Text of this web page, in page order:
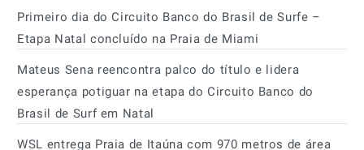
Primeiro dia do Circuito Banco do Brasil de Surfe –
Etapa Natal concluído na Praia de Miami
Mateus Sena reencontra palco do título e lidera
esperança potiguar na etapa do Circuito Banco do
Brasil de Surf em Natal
WSL entrega Praia de Itaúna com 970 metros de área